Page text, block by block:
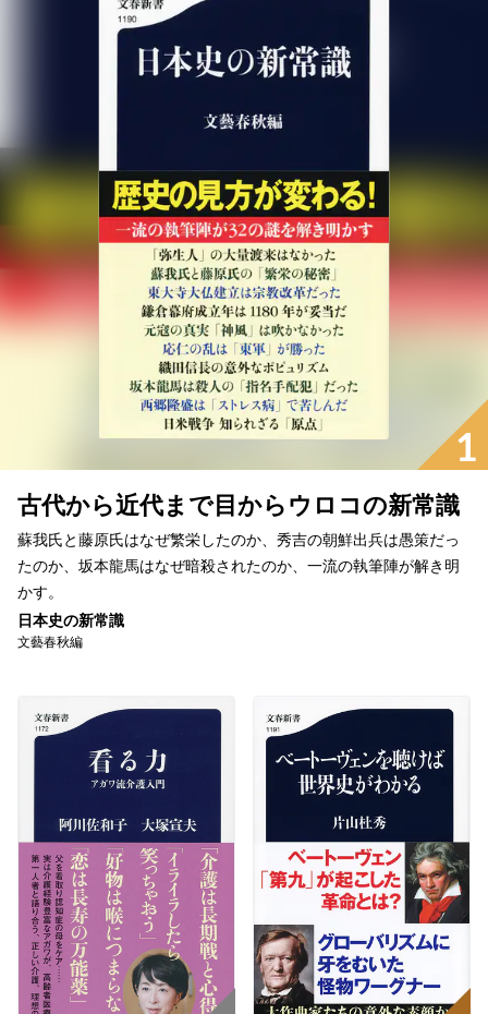
1
古代から近代まで目からウロコの新常識
蘇我氏と藤原氏はなぜ繁栄したのか、秀吉の朝鮮出兵は愚策だっ
たのか、坂本龍馬はなぜ暗殺されたのか、一流の執筆陣が解き明
かす。
日本史の新常識
文藝春秋編